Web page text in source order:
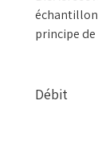
principe
Débit